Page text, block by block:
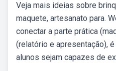
Veja mais ideias sobre
maquete, artesanato para.
conectar a parte prática
(relatório e apresentação),
alunos sejam capazes de